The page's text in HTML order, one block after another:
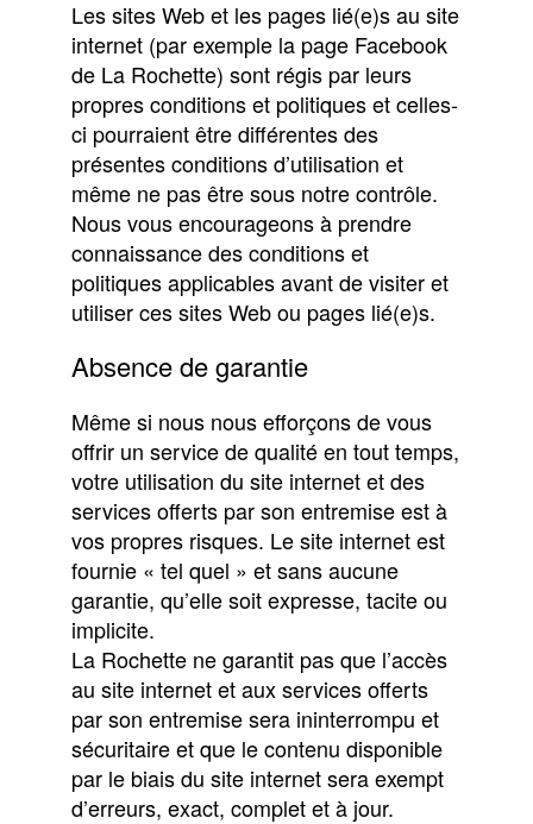
Les sites Web et les pages lié(e)s au site
internet (par exemple la page Facebook
de La Rochette) sont régis par leurs
propres conditions et politiques et celles-
ci pourraient être différentes des
présentes conditions d’utilisation et
même ne pas être sous notre contrôle.
Nous vous encourageons à prendre
connaissance des conditions et
politiques applicables avant de visiter et
utiliser ces sites Web ou pages lié(e)s.
Absence de garantie
Même si nous nous efforçons de vous
offrir un service de qualité en tout temps,
votre utilisation du site internet et des
services offerts par son entremise est à
vos propres risques. Le site internet est
fournie « tel quel » et sans aucune
garantie, qu’elle soit expresse, tacite ou
implicite.
La Rochette ne garantit pas que l’accès
au site internet et aux services offerts
par son entremise sera ininterrompu et
sécuritaire et que le contenu disponible
par le biais du site internet sera exempt
d’erreurs, exact, complet et à jour.